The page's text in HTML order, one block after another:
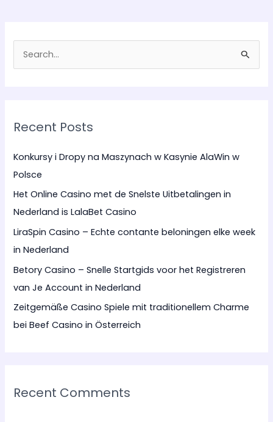
c
f
o
r
:
Recent Posts
Konkursy i Dropy na Maszynach w Kasynie AlaWin w
Polsce
Het Online Casino met de Snelste Uitbetalingen in
Nederland is LalaBet Casino
LiraSpin Casino – Echte contante beloningen elke week
in Nederland
Betory Casino – Snelle Startgids voor het Registreren
van Je Account in Nederland
Zeitgemäße Casino Spiele mit traditionellem Charme
bei Beef Casino in Österreich
Recent Comments